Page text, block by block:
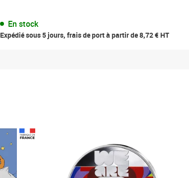
En stock
Expédié sous 5 jours, frais de port à partir de 8,72 € HT